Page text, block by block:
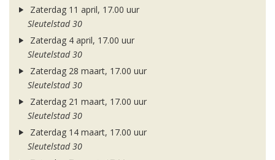
Zaterdag 11 april, 17.00 uur
Sleutelstad 30
Zaterdag 4 april, 17.00 uur
Sleutelstad 30
Zaterdag 28 maart, 17.00 uur
Sleutelstad 30
Zaterdag 21 maart, 17.00 uur
Sleutelstad 30
Zaterdag 14 maart, 17.00 uur
Sleutelstad 30